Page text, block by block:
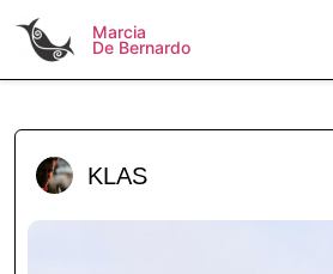
Marcia
De Bernardo
KLAS